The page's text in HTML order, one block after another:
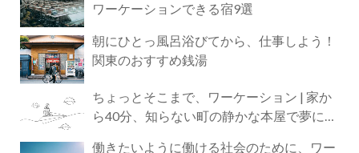
ワーケーションできる宿9選
朝にひとっ風呂浴びてから、仕事しよう！
関東のおすすめ銭湯
ちょっとそこまで、ワーケーション | 家か
ら40分、知らない町の静かな本屋で夢に近
働きたいように働ける社会のために、ワー